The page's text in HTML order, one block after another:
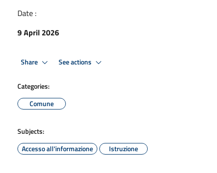
Date :
9 April 2026
Share See actions
Categories:
Comune
Subjects:
Accesso all'informazione
Istruzione